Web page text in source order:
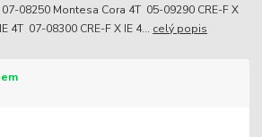
08250 Montesa Cora 4T 05-09290 CRE-F X
4T 07-08300 CRE-F X IE 4... celý popis